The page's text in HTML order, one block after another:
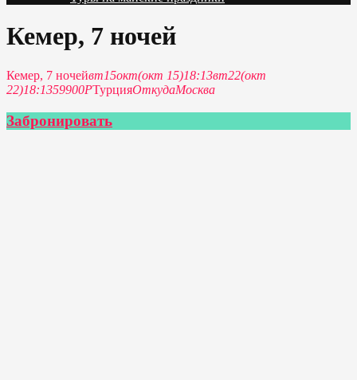
Кемер, 7 ночей
Кемер, 7 ночейвт15окт(окт 15)18:13вт22(окт
22)18:1359900РТурцияОткудаМосква
Забронировать